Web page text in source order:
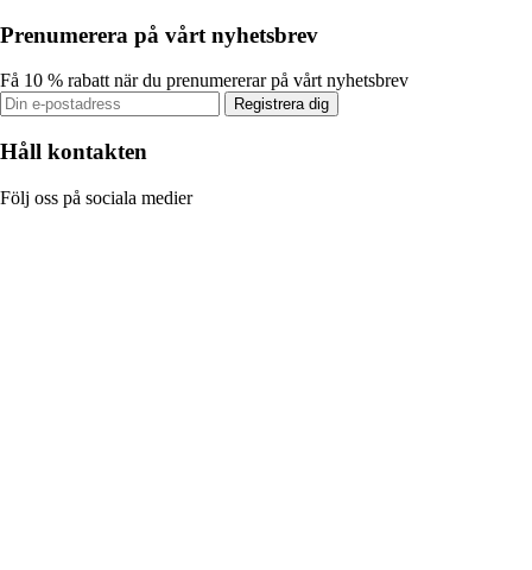
Prenumerera på vårt nyhetsbrev
Få 10 % rabatt när du prenumererar på vårt nyhetsbrev
Registrera dig
Håll kontakten
Följ oss på sociala medier